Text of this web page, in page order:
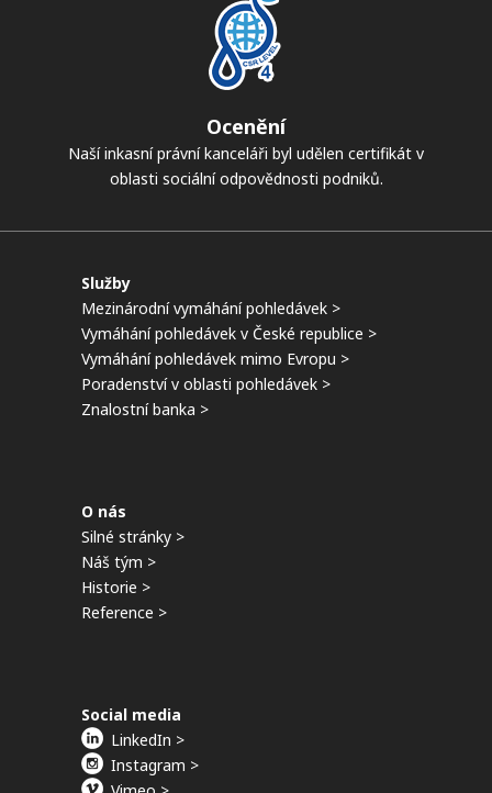
Ocenění
Naší inkasní právní kanceláři byl udělen certifikát v
oblasti sociální odpovědnosti podniků.
Služby
Mezinárodní vymáhání pohledávek >
Vymáhání pohledávek v České republice >
Vymáhání pohledávek mimo Evropu >
Poradenství v oblasti pohledávek >
Znalostní banka >
O nás
Silné stránky >
Náš tým >
Historie >
Reference >
Social media
LinkedIn >
Instagram >